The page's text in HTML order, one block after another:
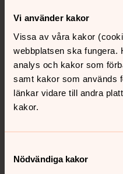
Vi använder kakor
Vissa av våra kakor
webbplatsen ska fungera.
analys och kakor som
samt kakor som används
länkar vidare till andra
kakor.
Nödvändiga kakor
Kontakt
Kalender
Hitta snabbt
Sociala kanaler